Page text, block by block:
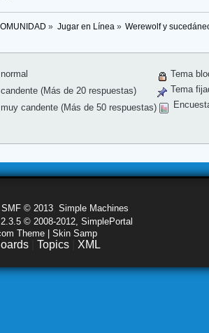
» Jugar en Línea » Werewolf y
(Más de 20 respuestas)
candente (Más de 50 respuestas)
Tema
Tema
SMF © 2013 Simple Machines
© 2008-2012, SimplePortal
Theme | Skin Samp
Topics XML